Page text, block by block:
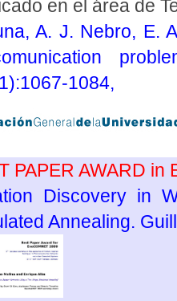
en el área de
A. J. Nebro, E.
PAPER AWARD in
Discovery in
Annealing.